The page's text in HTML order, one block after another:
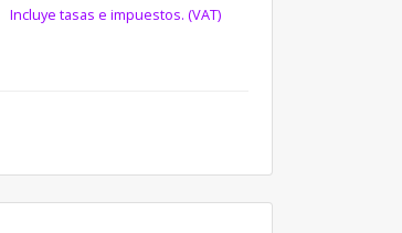
Incluye tasas e impuestos. (VAT)